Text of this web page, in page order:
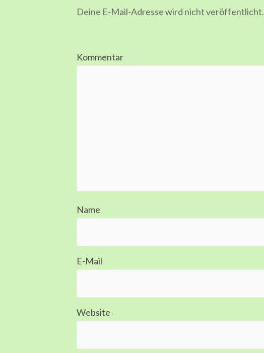
Deine E-Mail-Adresse wird nicht veröffentlicht.
Kommentar
Name
E-Mail
Website